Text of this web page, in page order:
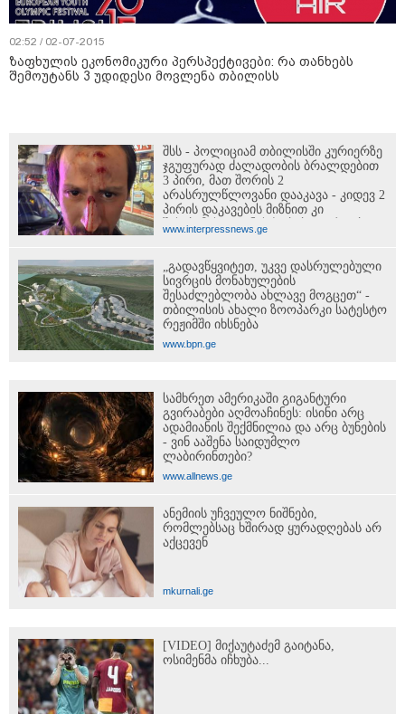
02:52 / 02-07-2015
ზაფხულის ეკონომიკური პერსპექტივები: რა თანხებს
შემოუტანს 3 უდიდესი მოვლენა თბილისს
შსს - პოლიციამ თბილისში კურიერზე
ჯგუფურად ძალადობის ბრალდებით
3 პირი, მათ შორის 2
არასრულწლოვანი დააკავა - კიდევ 2
პირის დაკავების მიზნით კი
შესაბამისი ღონისძიებები ტარდება
www.interpressnews.ge
„გადავწყვიტეთ, უკვე დასრულებული
სივრცის მონახულების
შესაძლებლობა ახლავე მოგცეთ“ -
თბილისის ახალი ზოოპარკი სატესტო
რეჟიმში იხსნება
www.bpn.ge
სამხრეთ ამერიკაში გიგანტური
გვირაბები აღმოაჩინეს: ისინი არც
ადამიანის შექმნილია და არც ბუნების
- ვინ ააშენა საიდუმლო
ლაბირინთები?
www.allnews.ge
ანემიის უჩვეულო ნიშნები,
რომლებსაც ხშირად ყურადღებას არ
აქცევენ
mkurnali.ge
[VIDEO] მიქაუტაძემ გაიტანა,
ოსიმენმა იჩხუბა...